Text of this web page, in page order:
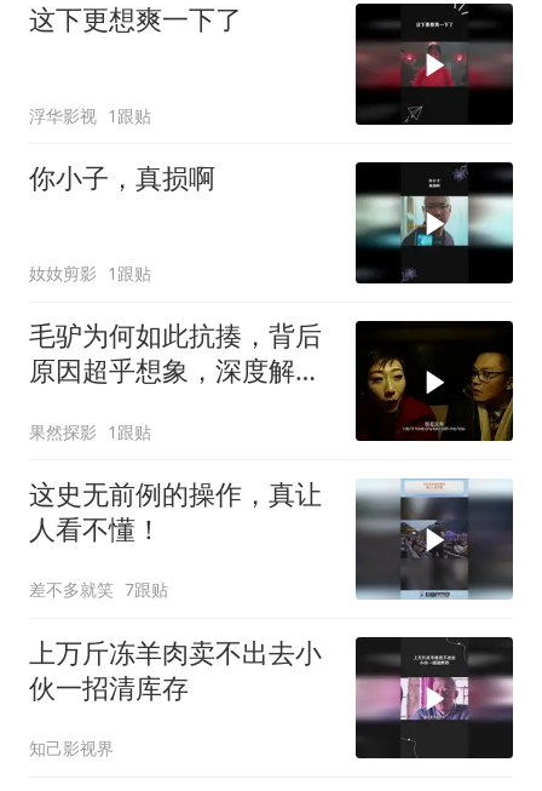
这下更想爽一下了
浮华影视 1跟贴
你小子，真损啊
奻奻剪影 1跟贴
毛驴为何如此抗揍，背后
原因超乎想象，深度解析
果然探影 1跟贴
这史无前例的操作，真让
人看不懂！
差不多就笑 7跟贴
上万斤冻羊肉卖不出去小
伙一招清库存
知己影视界